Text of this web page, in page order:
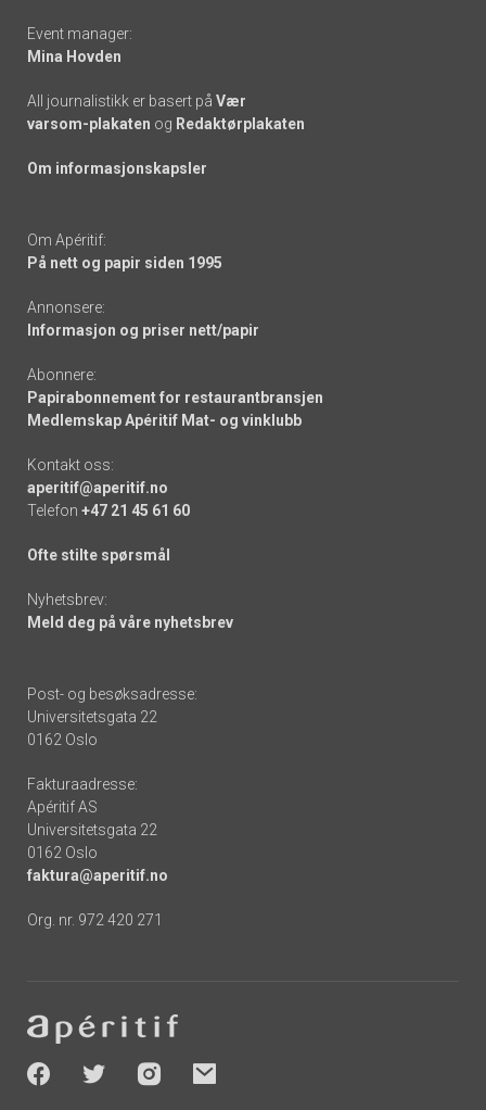
Event manager:
Mina Hovden
All journalistikk er basert på Vær
varsom-plakaten og Redaktørplakaten
Om informasjonskapsler
Om Apéritif:
På nett og papir siden 1995
Annonsere:
Informasjon og priser nett/papir
Abonnere:
Papirabonnement for restaurantbransjen
Medlemskap Apéritif Mat- og vinklubb
Kontakt oss:
aperitif@aperitif.no
Telefon +47 21 45 61 60
Ofte stilte spørsmål
Nyhetsbrev:
Meld deg på våre nyhetsbrev
Post- og besøksadresse:
Universitetsgata 22
0162 Oslo
Fakturaadresse:
Apéritif AS
Universitetsgata 22
0162 Oslo
faktura@aperitif.no
Org. nr. 972 420 271
-
socials